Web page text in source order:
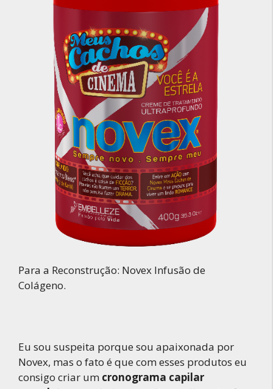
Para a Reconstrução: Novex Infusão de
Colágeno.
Eu sou suspeita porque sou apaixonada por
Novex, mas o fato é que com esses produtos eu
consigo criar um cronograma capilar